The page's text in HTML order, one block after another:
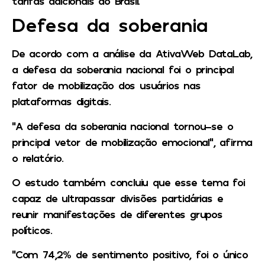
Defesa da soberania
De acordo com a análise da AtivaWeb DataLab,
a defesa da soberania nacional foi o principal
fator de mobilização dos usuários nas
plataformas digitais.
“A defesa da soberania nacional tornou-se o
principal vetor de mobilização emocional”, afirma
o relatório.
O estudo também concluiu que esse tema foi
capaz de ultrapassar divisões partidárias e
reunir manifestações de diferentes grupos
políticos.
“Com 74,2% de sentimento positivo, foi o único